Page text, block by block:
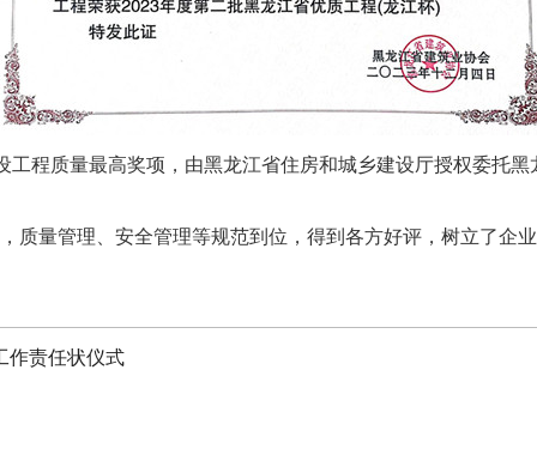
工程质量最高奖项，由黑龙江省住房和城乡建设厅授权委托
质量管理、安全管理等规范到位，得到各方好评，树立了企
作责任状仪式